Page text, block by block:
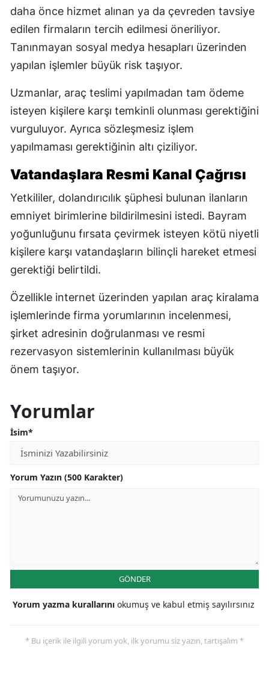
daha önce hizmet alınan ya da çevreden tavsiye
edilen firmaların tercih edilmesi öneriliyor.
Tanınmayan sosyal medya hesapları üzerinden
yapılan işlemler büyük risk taşıyor.
Uzmanlar, araç teslimi yapılmadan tam ödeme
isteyen kişilere karşı temkinli olunması gerektiğini
vurguluyor. Ayrıca sözleşmesiz işlem
yapılmaması gerektiğinin altı çiziliyor.
Vatandaşlara Resmi Kanal Çağrısı
Yetkililer, dolandırıcılık şüphesi bulunan ilanların
emniyet birimlerine bildirilmesini istedi. Bayram
yoğunluğunu fırsata çevirmek isteyen kötü niyetli
kişilere karşı vatandaşların bilinçli hareket etmesi
gerektiği belirtildi.
Özellikle internet üzerinden yapılan araç kiralama
işlemlerinde firma yorumlarının incelenmesi,
şirket adresinin doğrulanması ve resmi
rezervasyon sistemlerinin kullanılması büyük
önem taşıyor.
Yorumlar
İsim*
Yorum Yazın (500 Karakter)
GÖNDER
Yorum yazma kurallarını okumuş ve kabul etmiş sayılırsınız
* Bu içerik ile ilgili yorum yok, ilk yorumu siz yazın, tartışalım *